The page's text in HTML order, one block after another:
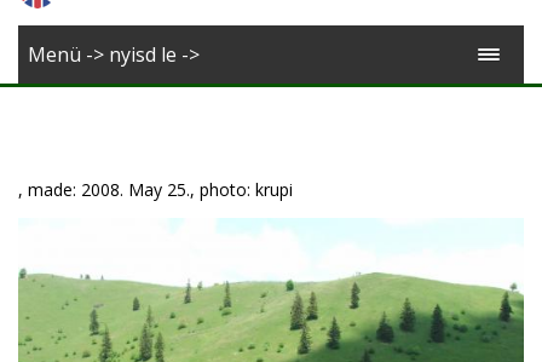
Deutsch
Menü -> nyisd le ->
, made: 2008. May 25., photo: krupi